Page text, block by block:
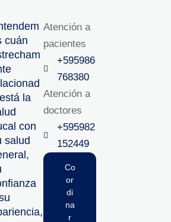
cuán
la
con
salud
Atención a
pacientes
+595986
768380
Atención a
doctores
+595982
152449‬
Co
or
di
na
r